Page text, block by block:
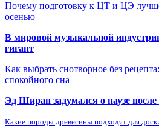
Почему подготовку к ЦТ и ЦЭ
осенью
В мировой музыкальной
гигант
Как выбрать снотворное без
спокойного сна
Эд Ширан задумался о паузе
Какие породы древесины подходят для